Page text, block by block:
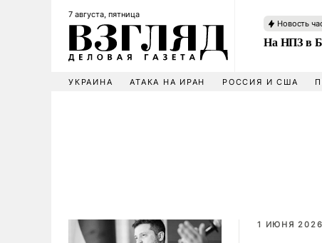
7 августа, пятница
Новость
На НПЗ в
УКРАИНА АТАКА НА ИРАН РОССИЯ И США
1 ИЮНЯ